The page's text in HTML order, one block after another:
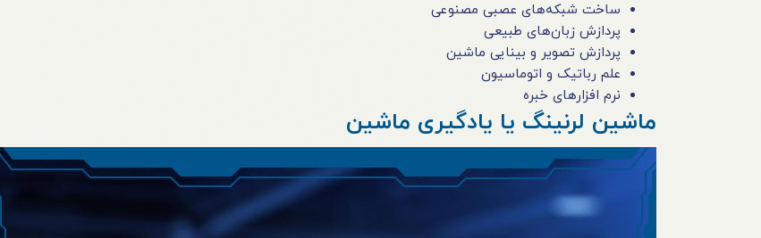
ساخت شبکه‌های عصبی مصنوعی
پردازش زبان‌های طبیعی
پردازش تصویر و بینایی ماشین
علم رباتیک و اتوماسیون
نرم افزارهای خبره
ماشین لرنینگ یا یادگیری ماشین